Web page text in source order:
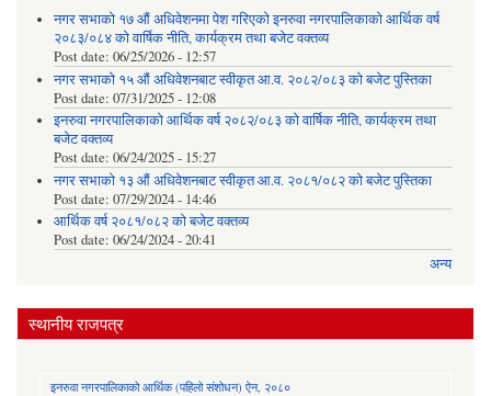
नगर सभाको १७ औं अधिवेशनमा पेश गरिएको इनरुवा नगरपालिकाको आर्थिक वर्ष
२०८३/०८४ को वार्षिक नीति, कार्यक्रम तथा बजेट वक्तव्य
Post date: 06/25/2026 - 12:57
नगर सभाको १५ औं अधिवेशनबाट स्वीकृत आ.व. २०८२/०८३ को बजेट पुस्तिका
Post date: 07/31/2025 - 12:08
इनरुवा नगरपालिकाको आर्थिक वर्ष २०८२/०८३ को वार्षिक नीति, कार्यक्रम तथा
बजेट वक्तव्य
Post date: 06/24/2025 - 15:27
नगर सभाको १३ औं अधिवेशनबाट स्वीकृत आ.व. २०८१/०८२ को बजेट पुस्तिका
Post date: 07/29/2024 - 14:46
आर्थिक वर्ष २०८१/०८२ को बजेट वक्तव्य
Post date: 06/24/2024 - 20:41
अन्य
स्थानीय राजपत्र
इनरुवा नगरपालिकाको आर्थिक (पहिलो संशोधन) ऐन, २०८०